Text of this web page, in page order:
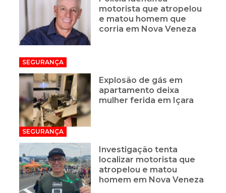
motorista que atropelou
e matou homem que
corria em Nova Veneza
SEGURANÇA
Explosão de gás em
apartamento deixa
mulher ferida em Içara
SEGURANÇA
Investigação tenta
localizar motorista que
atropelou e matou
homem em Nova Veneza